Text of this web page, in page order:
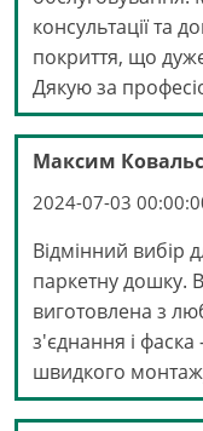
консультації та
покриття, що
Дякую за
Максим
2024-07-03
Відмінний вибір
паркетну дошку.
виготовлена з
з'єднання і фаска
швидкого